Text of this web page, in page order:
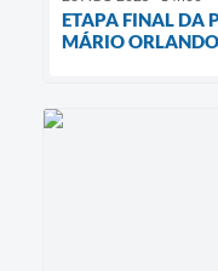
ETAPA FINAL DA
MÁRIO